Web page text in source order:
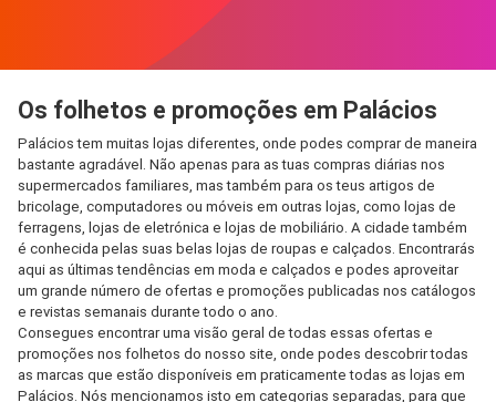
Os folhetos e promoções em Palácios
Palácios tem muitas lojas diferentes, onde podes comprar de maneira
bastante agradável. Não apenas para as tuas compras diárias nos
supermercados familiares, mas também para os teus artigos de
bricolage, computadores ou móveis em outras lojas, como lojas de
ferragens, lojas de eletrónica e lojas de mobiliário. A cidade também
é conhecida pelas suas belas lojas de roupas e calçados. Encontrarás
aqui as últimas tendências em moda e calçados e podes aproveitar
um grande número de ofertas e promoções publicadas nos catálogos
e revistas semanais durante todo o ano.
Consegues encontrar uma visão geral de todas essas ofertas e
promoções nos folhetos do nosso site, onde podes descobrir todas
as marcas que estão disponíveis em praticamente todas as lojas em
Palácios. Nós mencionamos isto em categorias separadas, para que